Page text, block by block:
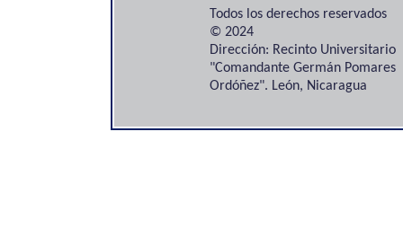
Todos los derechos reservados
© 2024
Dirección: Recinto Universitario
"Comandante Germán Pomares
Ordóñez". León, Nicaragua